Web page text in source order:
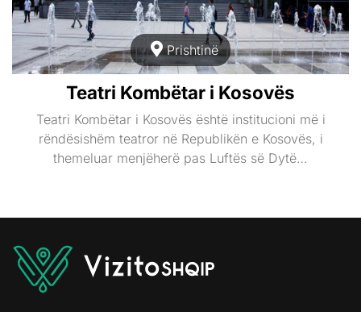
Prishtinë
Teatri Kombëtar i Kosovës
Teatri Kombëtar i Kosovës është institucioni më i
rëndësishëm teatror në Republikën e Kosovës, i
themeluar menjëherë pas Luftës së Dytë…